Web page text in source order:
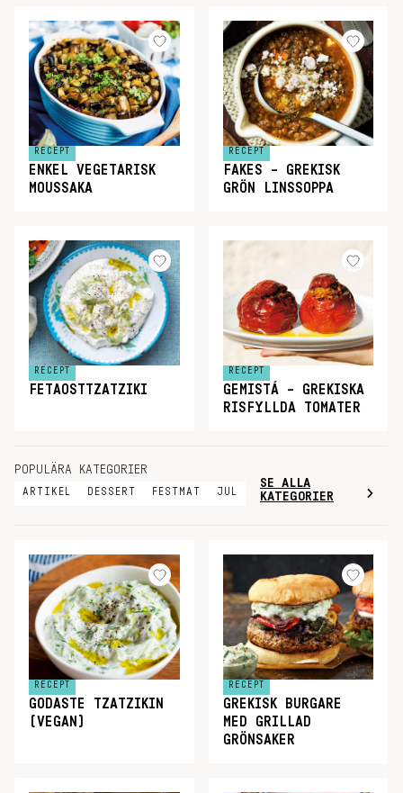
RECEPT
ENKEL VEGETARISK
MOUSSAKA
RECEPT
FAKES – GREKISK
GRÖN LINSSOPPA
RECEPT
FETAOSTTZATZIKI
RECEPT
GEMISTÁ – GREKISKA
RISFYLLDA TOMATER
POPULÄRA KATEGORIER
ARTIKEL DESSERT FESTMAT JUL
SE ALLA
KATEGORIER
RECEPT
GODASTE TZATZIKIN
(VEGAN)
RECEPT
GREKISK BURGARE
MED GRILLAD
GRÖNSAKER